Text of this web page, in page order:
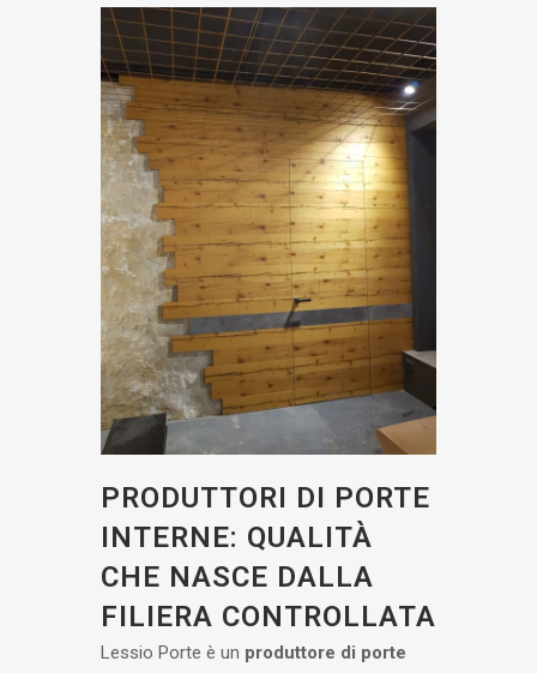
PRODUTTORI DI PORTE
INTERNE: QUALITÀ
CHE NASCE DALLA
FILIERA CONTROLLATA
Lessio Porte è un produttore di porte